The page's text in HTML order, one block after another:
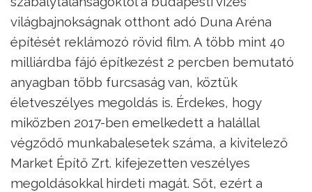
világbajnokságnak otthont adó Duna Aréna
építését reklámozó rövid film. A több mint 40
milliárdba fájó építkezést 2 percben bemutató
anyagban több furcsaság van, köztük
életveszélyes megoldás is. Érdekes, hogy
miközben 2017-ben emelkedett a halállal
végződő munkabalesetek száma, a kivitelező
Market Építő Zrt. kifejezetten veszélyes
megoldásokkal hirdeti magát. Sőt, ezért a